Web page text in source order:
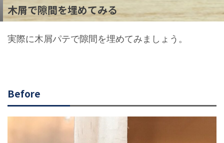
木屑で隙間を埋めてみる
実際に木屑パテで隙間を埋めてみましょう。
Before